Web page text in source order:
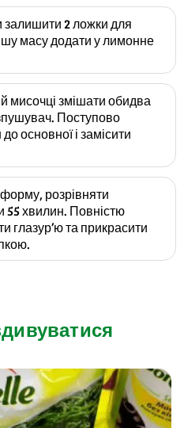
залишити 2 ложки для
масу додати у лимонне
мисочці змішати обидва
Поступово
основної і замісити
розрівняти
55 хвилин. Повністю
глазур’ю та прикрасити